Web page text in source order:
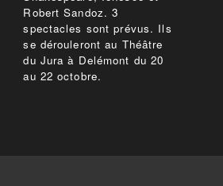
Robert Sandoz. 3
spectacles sont prévus. Ils
se dérouleront au Théâtre
du Jura à Delémont du 20
au 22 octobre.